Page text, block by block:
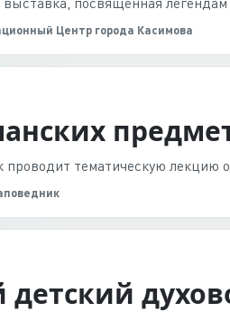
Центр города Касимова
проводит тематическую
детский